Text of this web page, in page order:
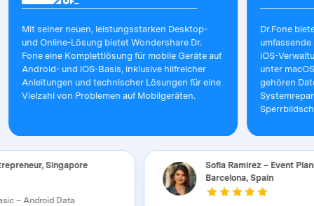
seiner neuen, leistungsstarken Desktop-
Online-Lösung bietet Wondershare Dr.
eine Komplettlösung für mobile Geräte auf
und iOS-Basis, inklusive hilfreicher
und technischer Lösungen für eine
von Problemen auf Mobilgeräten.
Dr.Fone bietet
umfassende
iOS-
unter macOS
gehören
Systemreparatur,
Sperrbildschirms
– Entrepreneur, Singapore
Basic – Android Data
Sofia Ramirez –
Barcelona, Spain